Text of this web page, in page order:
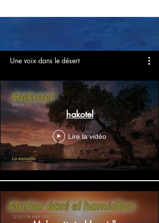
Une voix dans le désert
hakotel
Lire la vidéo